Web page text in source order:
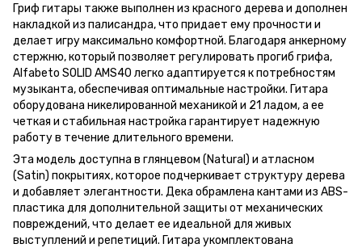
Гриф гитары также выполнен из красного дерева и дополнен
накладкой из палисандра, что придает ему прочности и
делает игру максимально комфортной. Благодаря анкерному
стержню, который позволяет регулировать прогиб грифа,
Alfabeto SOLID AMS40 легко адаптируется к потребностям
музыканта, обеспечивая оптимальные настройки. Гитара
оборудована никелированной механикой и 21 ладом, а ее
четкая и стабильная настройка гарантирует надежную
работу в течение длительного времени.
Эта модель доступна в глянцевом (Natural) и атласном
(Satin) покрытиях, которое подчеркивает структуру дерева
и добавляет элегантности. Дека обрамлена кантами из ABS-
пластика для дополнительной защиты от механических
повреждений, что делает ее идеальной для живых
выступлений и репетиций. Гитара укомплектована